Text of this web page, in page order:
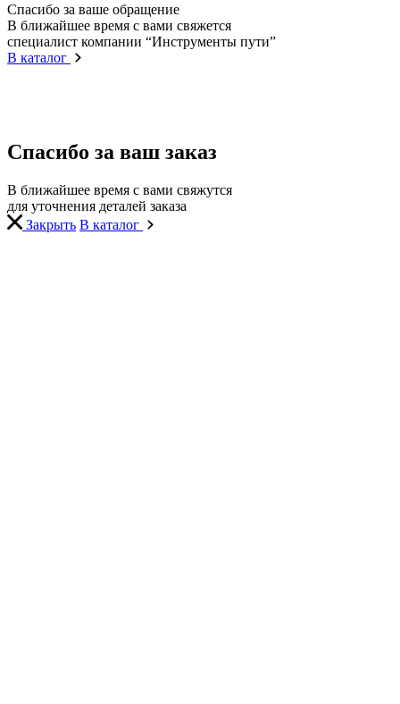
Спасибо за ваше обращение
В ближайшее время с вами свяжется
специалист компании “Инструменты пути”
В каталог
Спасибо за ваш заказ
В ближайшее время с вами свяжутся
для уточнения деталей заказа
Закрыть В каталог